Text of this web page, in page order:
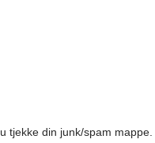
tjekke din junk/spam mappe.